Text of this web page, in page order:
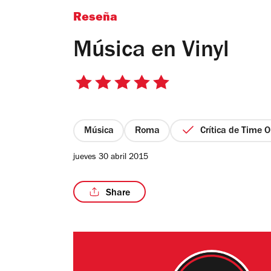
Reseña
Música en Vinyl
5
estrellas
Música Roma Crítica de Time
jueves 30 abril 2015
Share